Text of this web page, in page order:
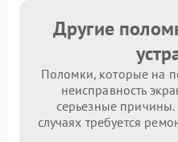
Другие
Поломки, которые на
неисправность
серьезные
случаях требуется